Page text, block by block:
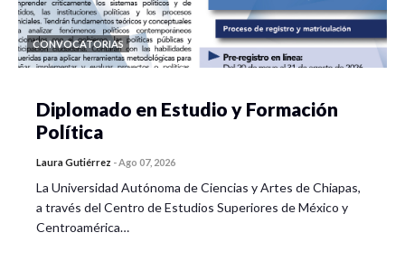
CONVOCATORIAS
Diplomado en Estudio y Formación
Política
Laura Gutiérrez -Ago 07, 2026
La Universidad Autónoma de Ciencias y Artes de Chiapas,
a través del Centro de Estudios Superiores de México y
Centroamérica…